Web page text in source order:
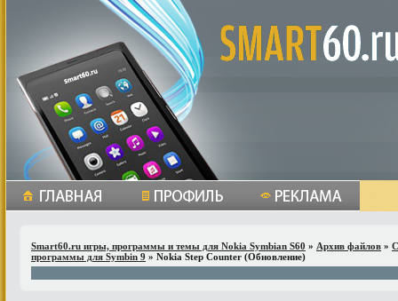
Smart60.ru игры, программы и темы для Nokia Symbian S60 » Архив файлов »
программы для Symbin 9 » Nokia Step Counter (Обновление)